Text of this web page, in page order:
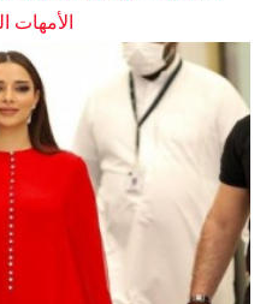
الأمهات